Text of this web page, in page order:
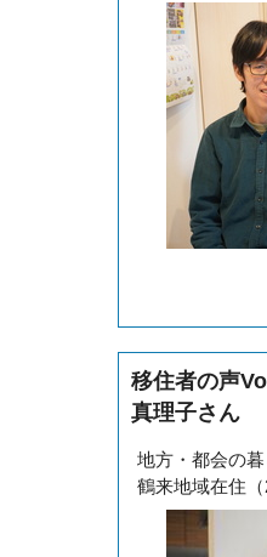
移住者の声
真理子さん
地方・都会の
鶴来地域在住（